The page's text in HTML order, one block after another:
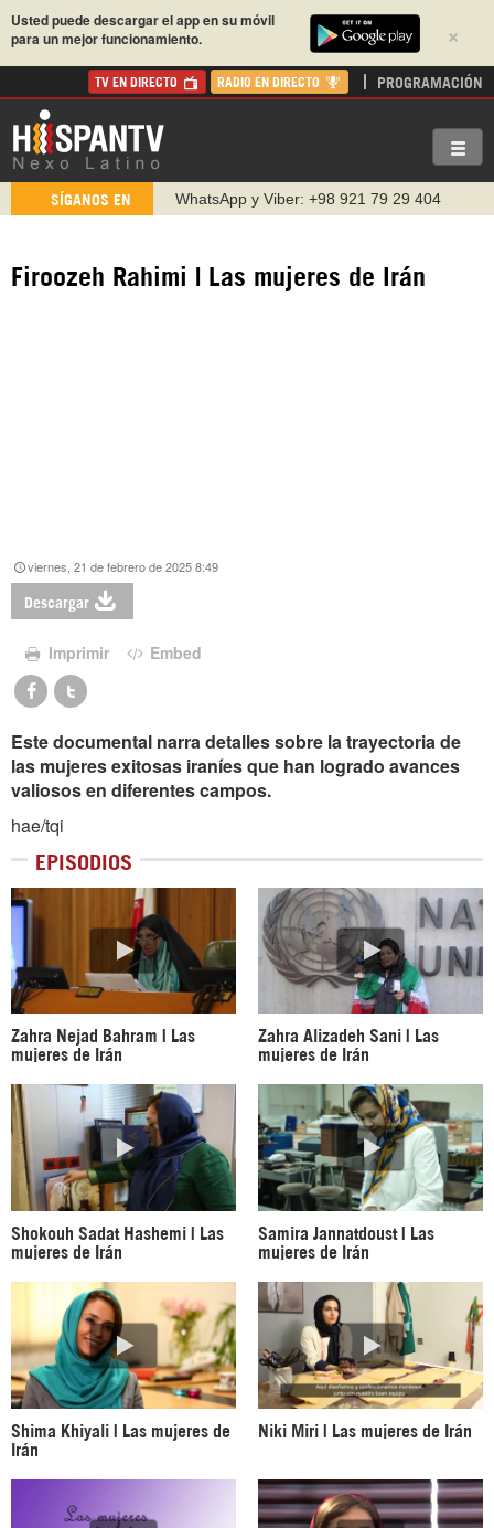
×
Usted puede descargar el app en su móvil
para un mejor funcionamiento.
TV EN DIRECTO RADIO EN DIRECTO PROGRAMACIÓN
SÍGANOS EN
WhatsApp y Viber: +98 921 79 29 404
https://www.facebook.com/Nexolatino.Canal
Firoozeh Rahimi | Las mujeres de Irán
viernes, 21 de febrero de 2025 8:49
Descargar
Imprimir Embed
Este documental narra detalles sobre la trayectoria de
las mujeres exitosas iraníes que han logrado avances
valiosos en diferentes campos.
hae/tqi
EPISODIOS
Zahra Nejad Bahram | Las
mujeres de Irán
Zahra Alizadeh Sani | Las
mujeres de Irán
Shokouh Sadat Hashemi | Las
mujeres de Irán
Samira Jannatdoust | Las
mujeres de Irán
Shima Khiyali | Las mujeres de
Irán
Niki Miri | Las mujeres de Irán